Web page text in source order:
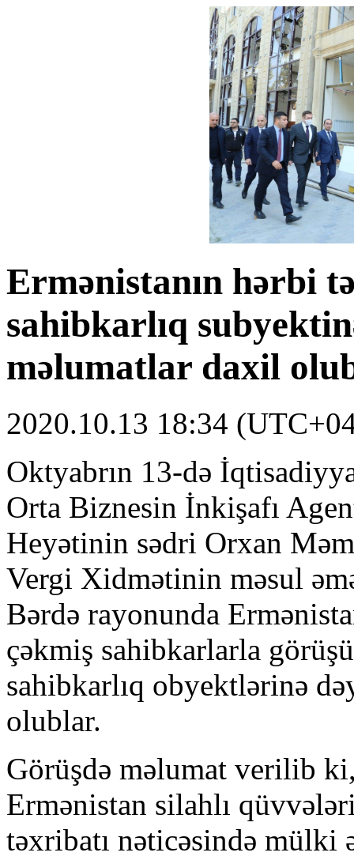
Ermənistanın hərbi
sahibkarlıq
məlumatlar daxil
2020.10.13 18:34
Oktyabrın 13-də
Orta Biznesin İnkişafı
Heyətinin sədri Orxan
Vergi Xidmətinin məsul
Bərdə rayonunda
çəkmiş sahibkarlarla
sahibkarlıq obyektlərinə
olublar.
Görüşdə məlumat verilib
Ermənistan silahlı
təxribatı nəticəsində